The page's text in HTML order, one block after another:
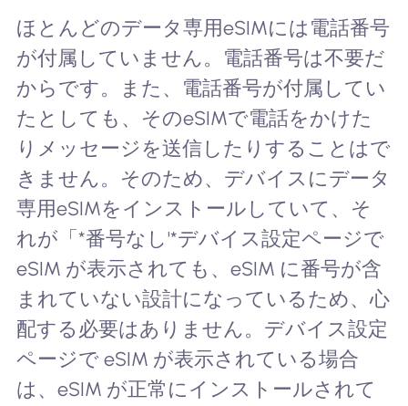
ほとんどのデータ専用eSIMには電話番号
が付属していません。電話番号は不要だ
からです。また、電話番号が付属してい
たとしても、そのeSIMで電話をかけた
りメッセージを送信したりすることはで
きません。そのため、デバイスにデータ
専用eSIMをインストールしていて、そ
れが「*番号なし'*デバイス設定ページで
eSIM が表示されても、eSIM に番号が含
まれていない設計になっているため、心
配する必要はありません。デバイス設定
ページで eSIM が表示されている場合
は、eSIM が正常にインストールされて